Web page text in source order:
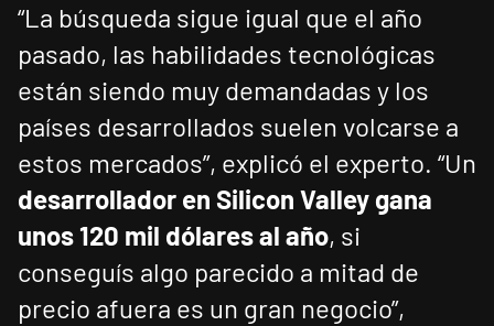
“La búsqueda sigue igual que el año
pasado, las habilidades tecnológicas
están siendo muy demandadas y los
países desarrollados suelen volcarse a
estos mercados”, explicó el experto. “Un
desarrollador en Silicon Valley gana
unos 120 mil dólares al año, si
conseguís algo parecido a mitad de
precio afuera es un gran negocio”,